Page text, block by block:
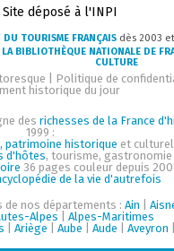
Site déposé à l'INPI
DU TOURISME FRANÇAIS dès 2003
BIBLIOTHÈQUE NATIONALE DE
CULTURE
Politique de
historique du jour
des richesses de la France
1999 :
patrimoine historique et
d'hôtes, tourisme, gastronomie
36 pages couleur depuis
de la vie d'autrefois
de nos départements :Ain |
Alpes
Alpes-Maritimes
|Ariège |Aube |Aude |Aveyron